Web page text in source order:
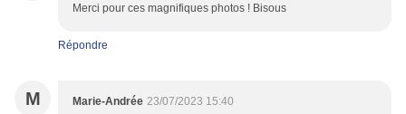
Merci pour ces magnifiques photos ! Bisous
Répondre
M Marie-Andrée 23/07/2023 15:40